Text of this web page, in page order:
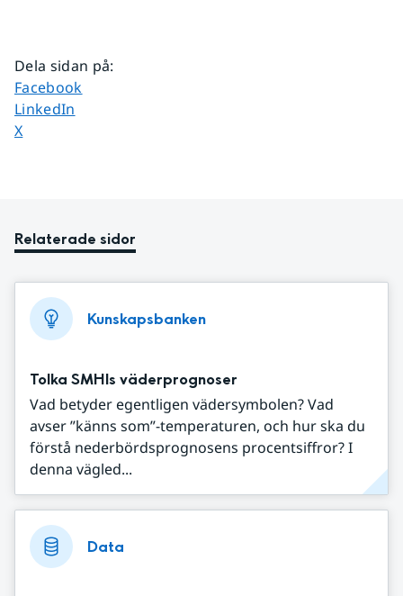
Dela sidan på:
Dela sidan på
Facebook
Dela sidan på
LinkedIn
Dela sidan på
X
Relaterade sidor
Kunskapsbanken
Tolka SMHIs väderprognoser
Vad betyder egentligen vädersymbolen? Vad
avser ”känns som”-temperaturen, och hur ska du
förstå nederbördsprognosens procentsiffror? I
denna vägled...
Data